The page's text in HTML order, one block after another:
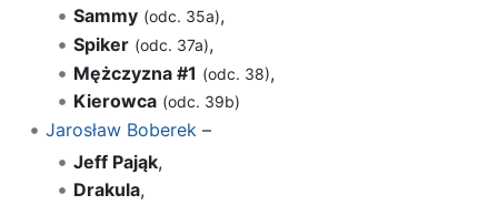
Sammy (odc. 35a),
Spiker (odc. 37a),
Mężczyzna #1 (odc. 38),
Kierowca (odc. 39b)
Jarosław Boberek –
Jeff Pająk,
Drakula,